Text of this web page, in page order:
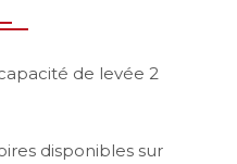
de levée 2
disponibles sur